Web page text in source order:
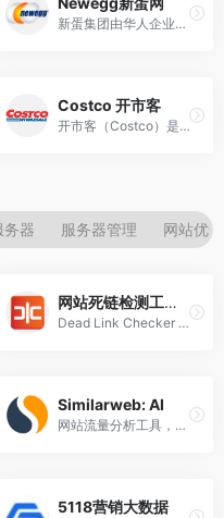
新蛋集团由华人企业家Fred Chang于2001年创立，总部位于美国洛杉矶。
Costco 开市客
开市客（Costco）是美国最大的连锁会员制仓储量贩店，于1976年加州圣迭戈成立的Price Club，七年后华盛顿州西雅图成立的好市多，在2009年是美国第三大、世界第九大零售商。
器 服务器管理 网站优化
网站死链检测工具 – dead link checker
Dead Link Checker 是一款用于检测网站中死链（失效链接或无效链接）的工具。它可以帮助用户识别网页上那些无法访问的内部或外部链接，从而提升网站的质量和用户体验。
Similarweb: AI
网站流量分析工具，分析竞争对手网站排名、流量
5118营销大数据